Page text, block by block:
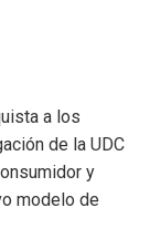
a los
de la UDC
y
modelo de